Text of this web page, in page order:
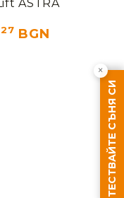
ASTRA
27 BGN
ТЕСТВАЙТЕ СЪНЯ СИ
×